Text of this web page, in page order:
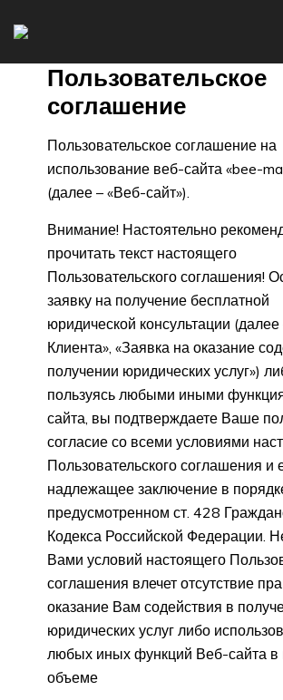
Пользовательское
соглашение
Пользовательское соглашение на
использование веб-сайта «bee-
(далее – «Веб-сайт»).
Внимание! Настоятельно
прочитать текст настоящего
Пользовательского соглашения!
заявку на получение бесплатной
юридической консультации
Клиента», «Заявка на оказание
получении юридических услуг»)
пользуясь любыми иными
сайта, вы подтверждаете Ваше
согласие со всеми условиями
Пользовательского соглашения и
надлежащее заключение в
предусмотренном ст. 428
Кодекса Российской Федерации.
Вами условий настоящего
соглашения влечет отсутствие
оказание Вам содействия в
юридических услуг либо
любых иных функций Веб-сайта в
объеме